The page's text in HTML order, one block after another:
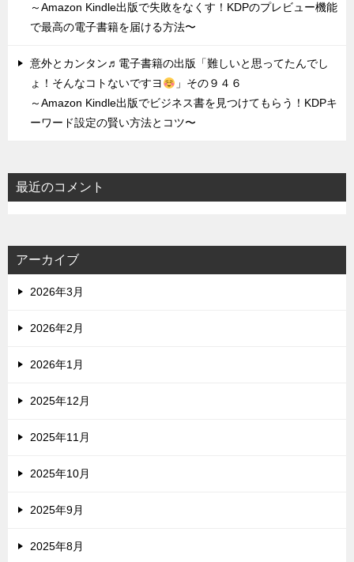
～Amazon Kindle出版で失敗をなくす！KDPのプレビュー機能
で最高の電子書籍を届ける方法〜
意外とカンタン♬電子書籍の出版「難しいと思ってたんでし
ょ！そんなコトないですヨ
」その９４６
～Amazon Kindle出版でビジネス書を見つけてもらう！KDPキ
ーワード設定の賢い方法とコツ〜
最近のコメント
アーカイブ
2026年3月
2026年2月
2026年1月
2025年12月
2025年11月
2025年10月
2025年9月
2025年8月